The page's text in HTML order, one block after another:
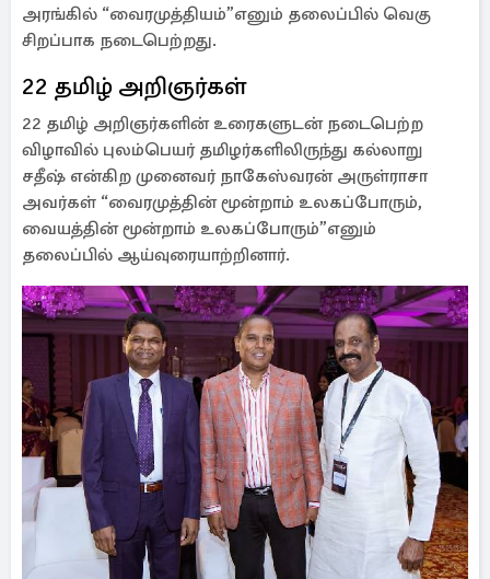
அரங்கில் “வைரமுத்தியம்”எனும் தலைப்பில் வெகு
சிறப்பாக நடைபெற்றது.
22 தமிழ் அறிஞர்கள்
22 தமிழ் அறிஞர்களின் உரைகளுடன் நடைபெற்ற
விழாவில் புலம்பெயர் தமிழர்களிலிருந்து கல்லாறு
சதீஷ் என்கிற முனைவர் நாகேஸ்வரன் அருள்ராசா
அவர்கள் “வைரமுத்தின் மூன்றாம் உலகப்போரும்,
வையத்தின் மூன்றாம் உலகப்போரும்”எனும்
தலைப்பில் ஆய்வுரையாற்றினார்.